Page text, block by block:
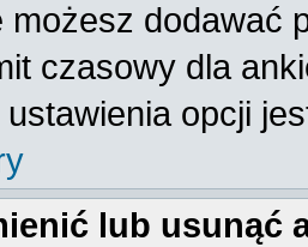
możesz dodawać
czasowy dla
opcji
lub usunąć